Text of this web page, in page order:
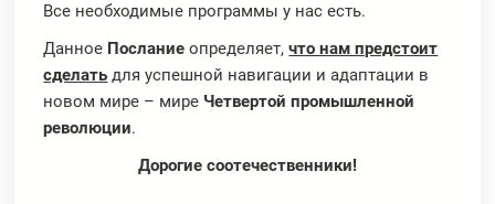
Все необходимые программы у нас есть.
Данное Послание определяет,что нам предстоит
сделать для успешной навигации и адаптации в
новом мире – мире Четвертой промышленной
революции.
Дорогие соотечественники!